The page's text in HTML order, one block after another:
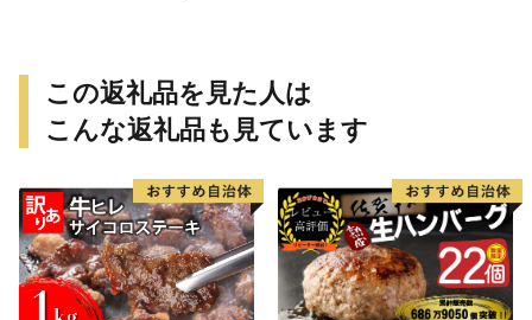
和牛 近江牛）
この返礼品を見た人は
こんな返礼品も見ています